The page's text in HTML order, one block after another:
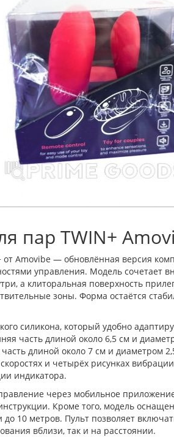
пар TWIN+
от Amovibe — обновлённая версия
управления. Модель сочетает
а клиторальная поверхность
зоны. Форма остаётся
силикона, который удобно
часть длиной около 6,5 см и
длиной около 7 см и диаметром
и четырёх рисунках
индикатора.
через мобильное
Кроме того, модель
до 10 метров. Пульт позволяет
вблизи, так и на расстоянии.